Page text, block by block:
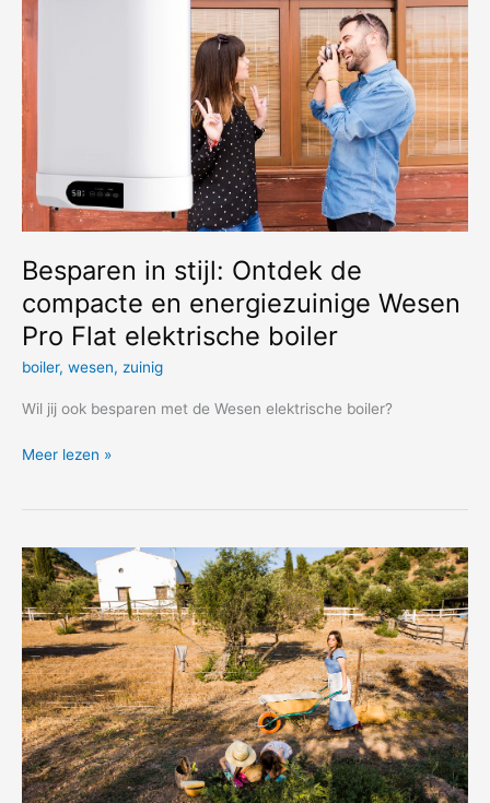
Besparen in stijl: Ontdek de
compacte en energiezuinige Wesen
Pro Flat elektrische boiler
boiler, wesen, zuinig
Wil jij ook besparen met de Wesen elektrische boiler?
Besparen
de
compacte
en
energiezuinige
Wesen
Pro
Flat
elektrische
boiler
Meer lezen »